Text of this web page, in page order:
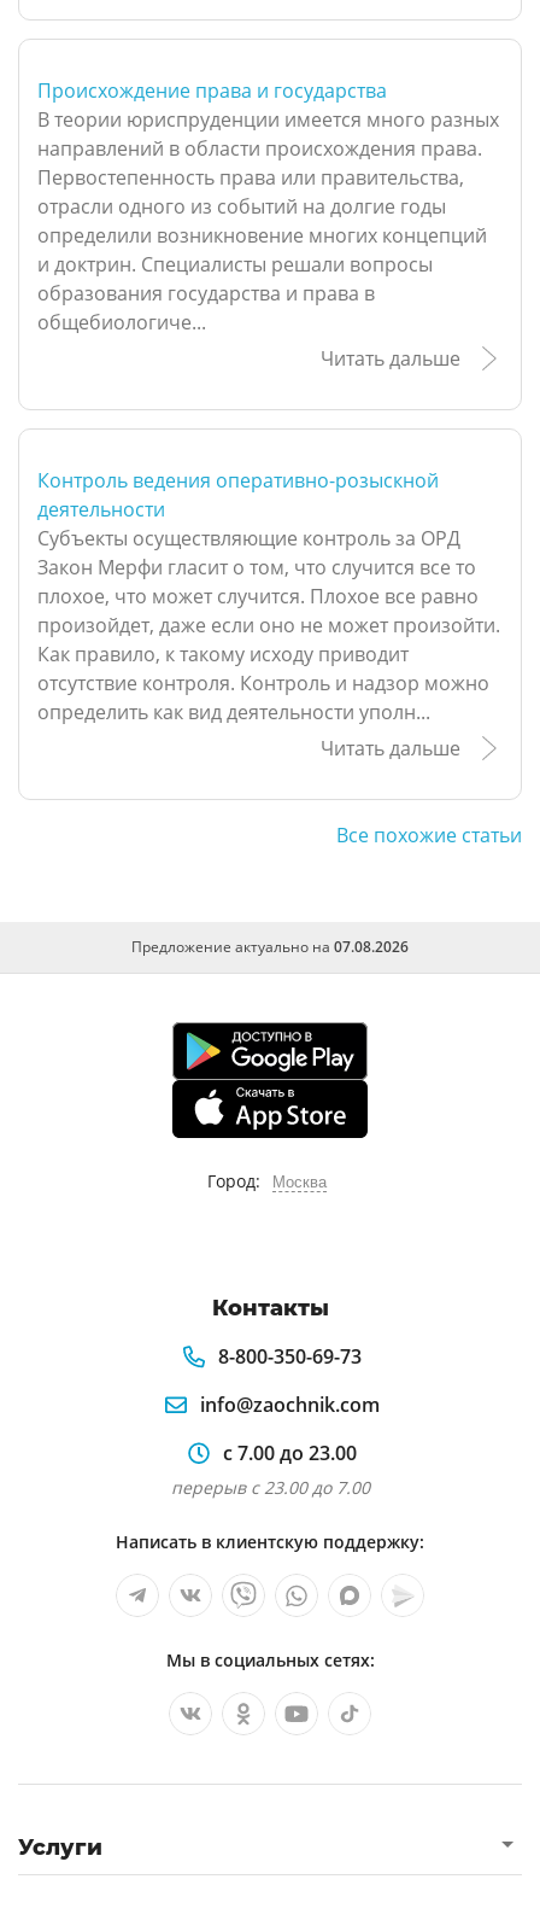
Происхождение права и государства
В теории юриспруденции имеется много разных
направлений в области происхождения права.
Первостепенность права или правительства,
отрасли одного из событий на долгие годы
определили возникновение многих концепций
и доктрин. Специалисты решали вопросы
образования государства и права в
общебиологиче...
Читать дальше
Контроль ведения оперативно-розыскной
деятельности
Субъекты осуществляющие контроль за ОРД
Закон Мерфи гласит о том, что случится все то
плохое, что может случится. Плохое все равно
произойдет, даже если оно не может произойти.
Как правило, к такому исходу приводит
отсутствие контроля. Контроль и надзор можно
определить как вид деятельности уполн...
Читать дальше
Все похожие статьи
Предложение актуально на 07.08.2026
Город: Москва
Контакты
8-800-350-69-73
info@zaochnik.com
с 7.00 до 23.00
перерыв с 23.00 до 7.00
Написать в клиентскую поддержку:
Мы в социальных сетях:
Услуги